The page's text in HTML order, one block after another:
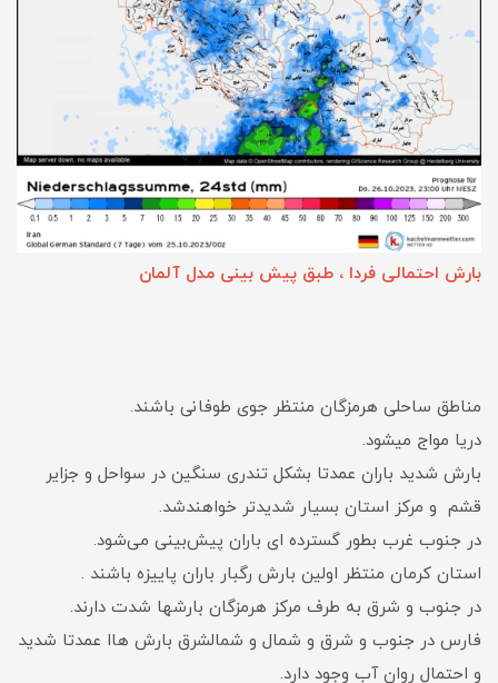
بارش احتمالی فردا ، طبق پیش بینی مدل آلمان
مناطق ساحلی هرمزگان منتظر جوی طوفانی باشند.
دریا مواج میشود.
بارش شدید باران عمدتا بشکل تندری سنگین در سواحل و جزایر
قشم و مرکز استان بسیار شدیدتر خواهندشد.
در جنوب غرب بطور گسترده ای باران پیش‌بینی می‌شود.
استان کرمان منتظر اولین بارش رگبار باران پاییزه باشند .
در جنوب و شرق به طرف مرکز هرمزگان بارشها شدت دارند.
فارس در جنوب و شرق و شمال و شمالشرق بارش هاا عمدتا شدید
و احتمال روان آب وجود دارد.